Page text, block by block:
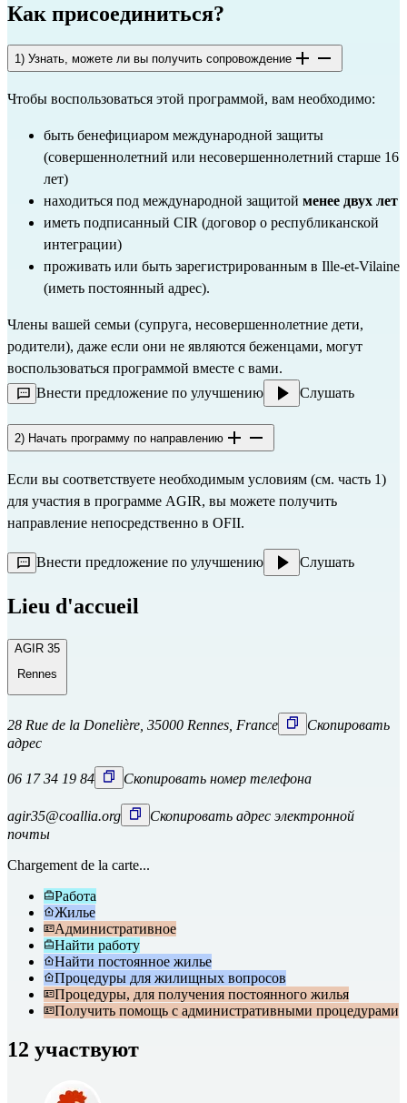
Как присоединиться?
1) Узнать, можете ли вы получить сопровождение
Чтобы воспользоваться этой программой, вам необходимо:
быть бенефициаром международной защиты
(совершеннолетний или несовершеннолетний старше 16
лет)
находиться под международной защитой менее двух лет
иметь подписанный CIR (договор о республиканской
интеграции)
проживать или быть зарегистрированным в Ille-et-Vilaine
(иметь постоянный адрес).
Члены вашей семьи (супруга, несовершеннолетние дети,
родители), даже если они не являются беженцами, могут
воспользоваться программой вместе с вами.
Внести предложение по улучшению
Слушать
2) Начать программу по направлению
Если вы соответствуете необходимым условиям (см. часть 1)
для участия в программе AGIR, вы можете получить
направление непосредственно в OFII.
Внести предложение по улучшению Слушать
Lieu d'accueil
AGIR 35
Rennes
28 Rue de la Donelière, 35000 Rennes, France
Скопировать
адрес
06 17 34 19 84 Скопировать номер телефона
agir35@coallia.org
Скопировать адрес электронной
почты
Chargement de la carte...
Работа
Жилье
Административное
Найти работу
Найти постоянное жилье
Процедуры для жилищных вопросов
Процедуры, для получения постоянного жилья
Получить помощь с административными процедурами
12 участвуют